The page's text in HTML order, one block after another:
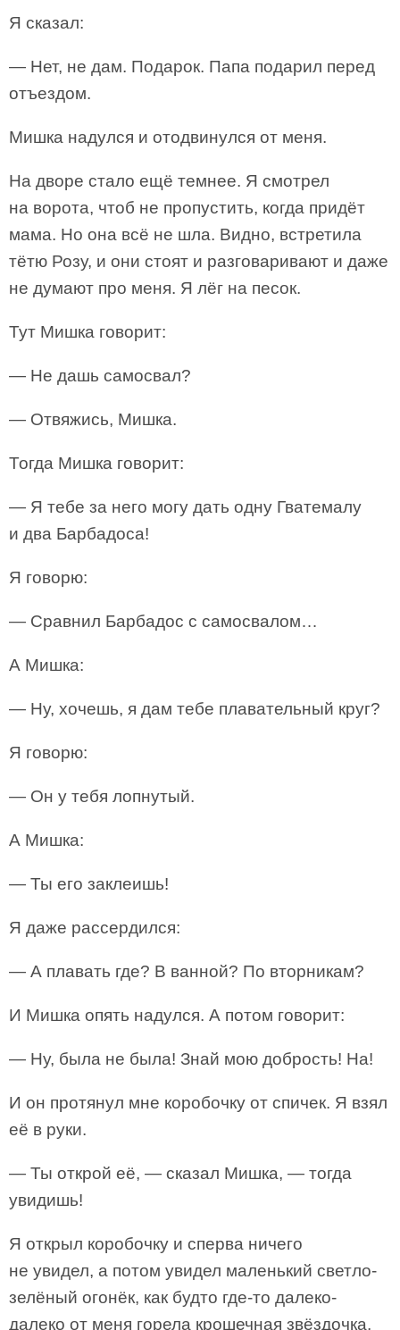
Я сказал:
— Нет, не дам. Подарок. Папа подарил перед
отъездом.
Мишка надулся и отодвинулся от меня.
На дворе стало ещё темнее. Я смотрел
на ворота, чтоб не пропустить, когда придёт
мама. Но она всё не шла. Видно, встретила
тётю Розу, и они стоят и разговаривают и даже
не думают про меня. Я лёг на песок.
Тут Мишка говорит:
— Не дашь самосвал?
— Отвяжись, Мишка.
Тогда Мишка говорит:
— Я тебе за него могу дать одну Гватемалу
и два Барбадоса!
Я говорю:
— Сравнил Барбадос с самосвалом…
А Мишка:
— Ну, хочешь, я дам тебе плавательный круг?
Я говорю:
— Он у тебя лопнутый.
А Мишка:
— Ты его заклеишь!
Я даже рассердился:
— А плавать где? В ванной? По вторникам?
И Мишка опять надулся. А потом говорит:
— Ну, была не была! Знай мою добрость! На!
И он протянул мне коробочку от спичек. Я взял
её в руки.
— Ты открой её, — сказал Мишка, — тогда
увидишь!
Я открыл коробочку и сперва ничего
не увидел, а потом увидел маленький светло-
зелёный огонёк, как будто где-то далеко-
далеко от меня горела крошечная звёздочка,